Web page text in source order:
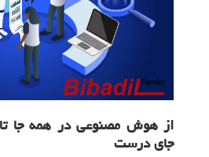
از هوش مصنوعی در همه جا
جای درست